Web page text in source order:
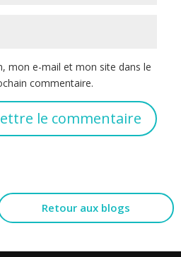
mon e-mail et mon site dans le
commentaire.
le commentaire
Retour aux blogs